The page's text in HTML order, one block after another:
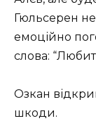
Гюльсерен
емоційно
слова:
Озкан
шкоди.